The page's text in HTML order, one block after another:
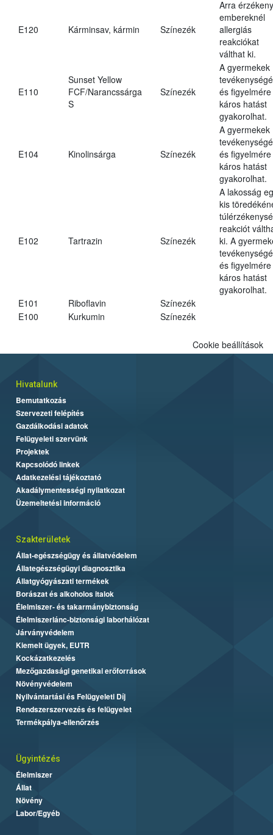
E120 Kárminsav, kármin Színezék
Arra érzékeny
embereknél
allergiás
reakciókat
válthat ki.
E110
Sunset Yellow
FCF/Narancssárga
S
Színezék
A gyermekek
és figyelmére
káros hatást
gyakorolhat.
E104 Kinolinsárga Színezék
A gyermekek
és figyelmére
káros hatást
gyakorolhat.
E102 Tartrazin Színezék
A lakosság
kis
reakciót
ki. A
és figyelmére
káros hatást
gyakorolhat.
E101
Riboflavin
Színezék
E100
Kurkumin Színezék
Cookie beállítások
Hivatalunk
Bemutatkozás
Szervezeti felépítés
Gazdálkodási adatok
Felügyeleti szervünk
Projektek
Kapcsolódó linkek
Adatkezelési tájékoztató
Akadálymentességi nyilatkozat
Üzemeltetési információ
Szakterületek
Állat-egészségügy és állatvédelem
Állategészségügyi diagnosztika
Állatgyógyászati termékek
Borászat és alkoholos italok
Élelmiszer- és takarmánybiztonság
Élelmiszerlánc-biztonsági laborhálózat
Járványvédelem
Kiemelt ügyek, EUTR
Kockázatkezelés
Mezőgazdasági genetikai erőforrások
Növényvédelem
Nyilvántartási és Felügyeleti Díj
Rendszerszervezés és felügyelet
Termékpálya-ellenőrzés
Ügyintézés
Élelmiszer
Állat
Növény
Labor/Egyéb